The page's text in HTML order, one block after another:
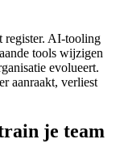
register. AI-tooling
tools wijzigen
evolueert.
aanraakt, verliest
je team